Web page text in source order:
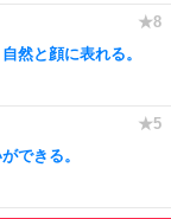
然と顔に表れる。
できる。